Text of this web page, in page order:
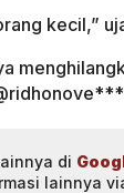
kecil,”
di
lainnya